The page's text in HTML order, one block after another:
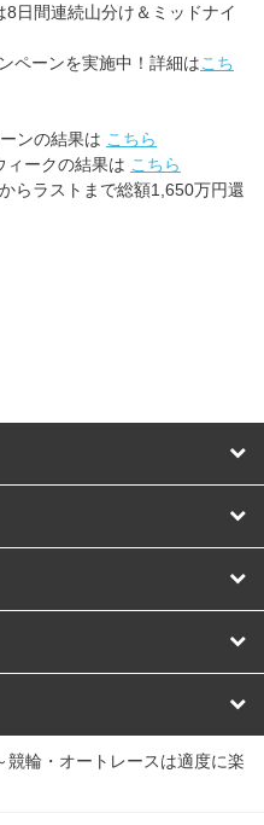
8日間連続山分け＆ミッドナイ
ペーンを実施中！詳細はこち
ンの結果は こちら
ィークの結果は こちら
らラストまで総額1,650万円還
取手競輪場 宇都宮競輪場
輪・オートレースは適度に楽